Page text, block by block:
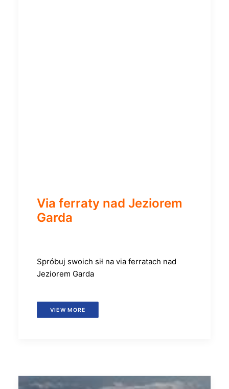
Via ferraty nad Jeziorem
Garda
Spróbuj swoich sił na via ferratach nad
Jeziorem Garda
VIEW MORE